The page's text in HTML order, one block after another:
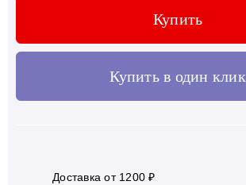
Купить
Купить в один клик
Доставка от 1200 ₽